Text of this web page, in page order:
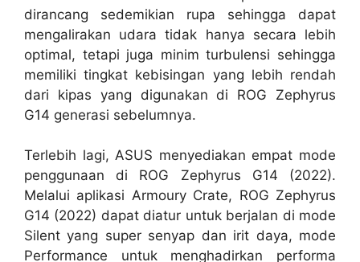
Terlebih lagi, ASUS menyediakan empat mode
penggunaan di ROG Zephyrus G14 (2022).
Melalui aplikasi Armoury Crate, ROG Zephyrus
G14 (2022) dapat diatur untuk berjalan di mode
Silent yang super senyap dan irit daya, mode
Performance untuk menghadirkan performa
paling berat, serta mode manual untuk
menghadirkan 100% potensi performa yang
dimiliki oleh ROG Zephyrus G14 (2022).
Main Spec. ROG Zephyrus G14 (GA402)